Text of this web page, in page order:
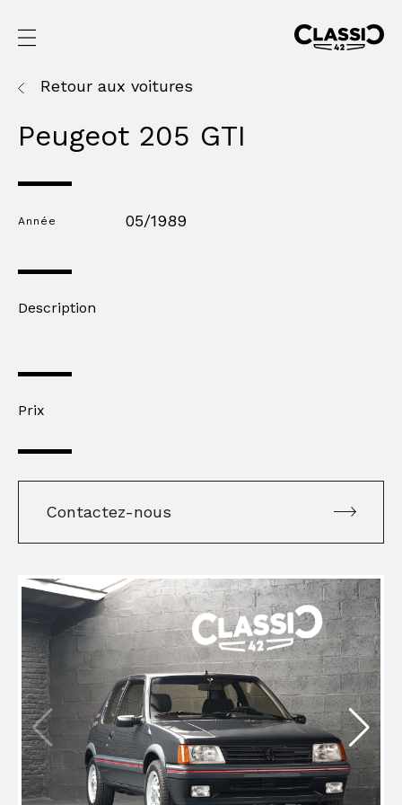
Retour aux voitures
Peugeot 205 GTI
Année 05/1989
Description
Prix
Contactez-nous